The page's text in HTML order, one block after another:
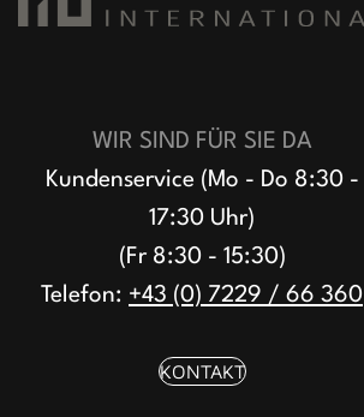
WIR SIND FÜR SIE DA
Kundenservice (Mo - Do 8:30 -
17:30 Uhr)
(Fr 8:30 - 15:30)
Telefon: +43 (0) 7229 / 66 360
KONTAKT